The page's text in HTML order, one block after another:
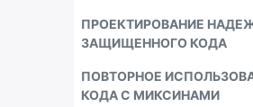
ПРОЕКТИРОВАНИЕ
ЗАЩИЩЕННОГО КОДА
ПОВТОРНОЕ
КОДА С МИКСИНАМИ